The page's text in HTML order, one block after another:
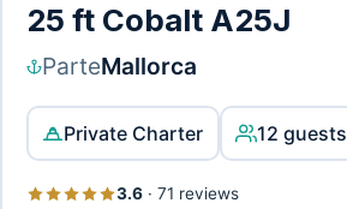
25 ft Cobalt A25J
ParteMallorca
Private Charter 12 guests
3.6· 71 reviews